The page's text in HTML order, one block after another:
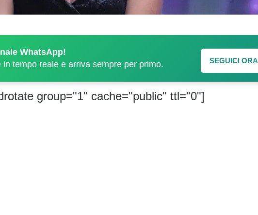
WhatsApp!
in tempo reale e arriva sempre per primo.
SEGUICI ORA
group="1" cache="public" ttl="0"]